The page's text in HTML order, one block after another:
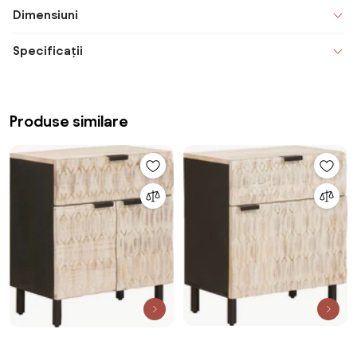
Dimensiuni
Specificații
Produse similare